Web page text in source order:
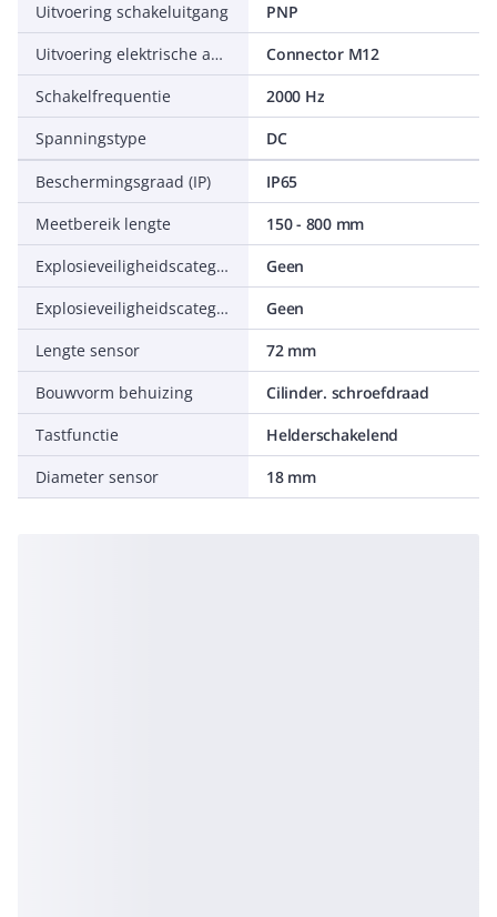
Uitvoering schakeluitgang
PNP
Uitvoering elektrische aansluiting
Connector M12
Schakelfrequentie
2000 Hz
Spanningstype
DC
Beschermingsgraad (IP)
IP65
Meetbereik lengte
150 - 800 mm
Explosieveiligheidscategorie voor gas
Geen
Explosieveiligheidscategorie voor stof
Geen
Lengte sensor
72 mm
Bouwvorm behuizing
Cilinder. schroefdraad
Tastfunctie
Helderschakelend
Diameter sensor
18 mm